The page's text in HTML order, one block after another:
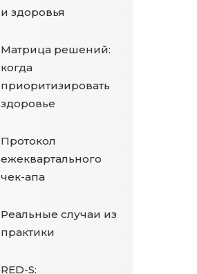
и здоровья
Матрица решений:
когда
приоритизировать
здоровье
Протокол
ежеквартального
чек-апа
Реальные случаи из
практики
RED-S: